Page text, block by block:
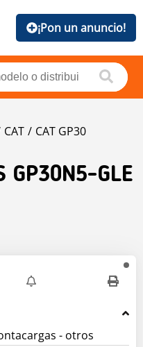
¡Pon un anuncio!
CAT CAT GP30
GP30N5-GLE
- otros